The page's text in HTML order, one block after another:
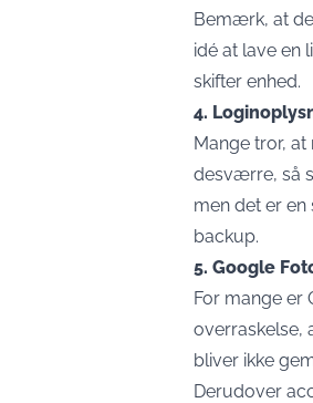
Bemærk, at
idé at lave en
skifter enhed.
4.
Mange tror,
desværre, så
men det er
backup.
5. Google
For mange er
overraskelse,
bliver ikke
Derudover